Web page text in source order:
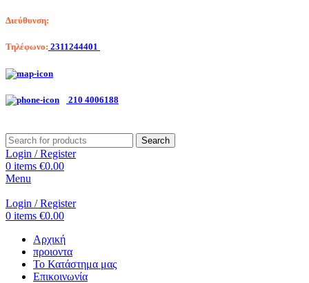
Διεύθυνση:
Τηλέφωνο: 2311244401
210 4006188
Search
Login / Register
0 items €0.00
Menu
Login / Register
0 items €0.00
Αρχική
προιοντα
Το Κατάστημα μας
Επικοινωνία